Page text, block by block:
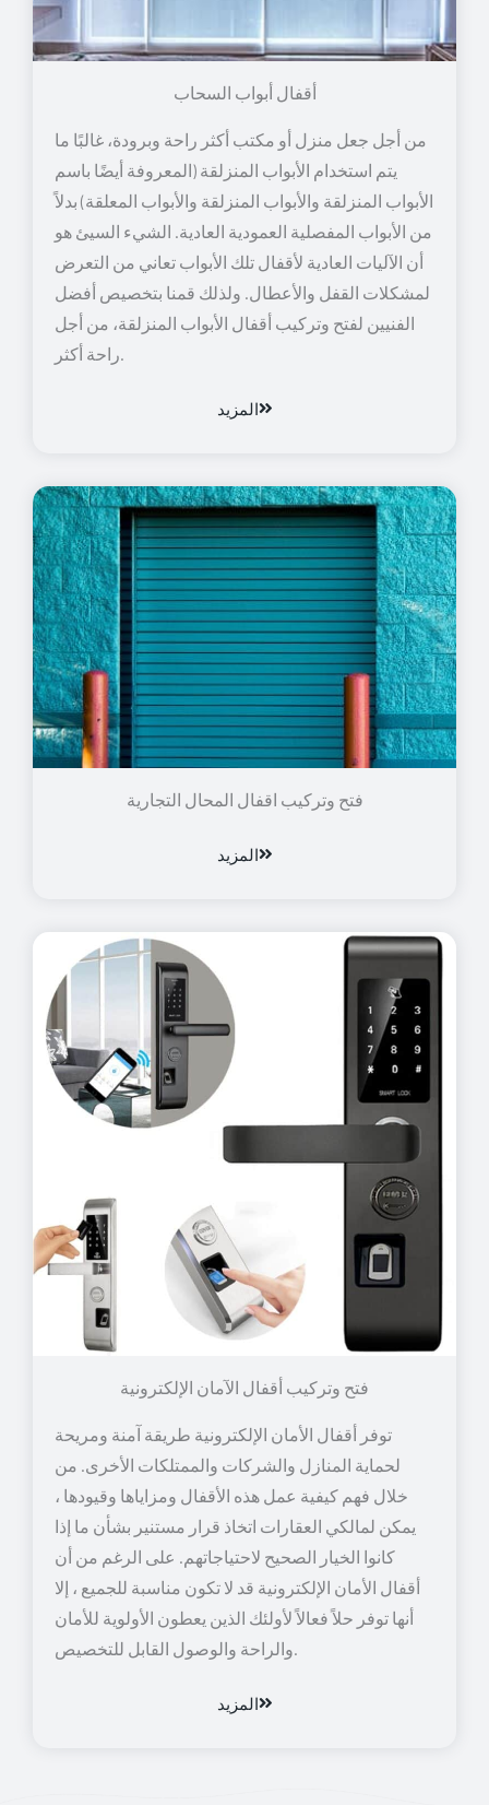
أقفال أبواب السحاب
من أجل جعل منزل أو مكتب أكثر راحة وبرودة، غالبًا ما
يتم استخدام الأبواب المنزلقة (المعروفة أيضًا باسم
الأبواب المنزلقة والأبواب المنزلقة والأبواب المعلقة) بدلاً
من الأبواب المفصلية العمودية العادية. الشيء السيئ هو
أن الآليات العادية لأقفال تلك الأبواب تعاني من التعرض
لمشكلات القفل والأعطال. ولذلك قمنا بتخصيص أفضل
الفنيين لفتح وتركيب أقفال الأبواب المنزلقة، من أجل
راحة أكثر.
المزيد
فتح وتركيب اقفال المحال التجارية
المزيد
توفر أقفال الأمان الإلكترونية طريقة آمنة ومريحة
لحماية المنازل والشركات والممتلكات الأخرى. من
خلال فهم كيفية عمل هذه الأقفال ومزاياها وقيودها ،
يمكن لمالكي العقارات اتخاذ قرار مستنير بشأن ما إذا
كانوا الخيار الصحيح لاحتياجاتهم. على الرغم من أن
أقفال الأمان الإلكترونية قد لا تكون مناسبة للجميع ، إلا
أنها توفر حلاً فعالاً لأولئك الذين يعطون الأولوية للأمان
والراحة والوصول القابل للتخصيص.
المزيد